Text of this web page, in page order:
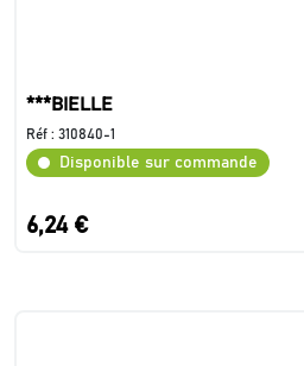
***BIELLE
Réf : 310840-1
Disponible sur commande
6,24 €